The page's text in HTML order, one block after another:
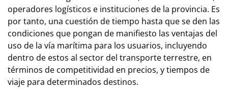
operadores logísticos e instituciones de la provincia. Es
por tanto, una cuestión de tiempo hasta que se den las
condiciones que pongan de manifiesto las ventajas del
uso de la vía marítima para los usuarios, incluyendo
dentro de estos al sector del transporte terrestre, en
términos de competitividad en precios, y tiempos de
viaje para determinados destinos.